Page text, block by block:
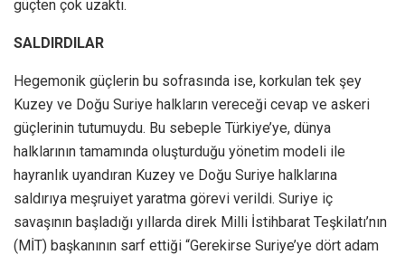
güçten çok uzaktı.
SALDIRDILAR
Hegemonik güçlerin bu sofrasında ise, korkulan tek şey
Kuzey ve Doğu Suriye halkların vereceği cevap ve askeri
güçlerinin tutumuydu. Bu sebeple Türkiye’ye, dünya
halklarının tamamında oluşturduğu yönetim modeli ile
hayranlık uyandıran Kuzey ve Doğu Suriye halklarına
saldırıya meşruiyet yaratma görevi verildi. Suriye iç
savaşının başladığı yıllarda direk Milli İstihbarat Teşkilatı’nın
(MİT) başkanının sarf ettiği “Gerekirse Suriye’ye dört adam